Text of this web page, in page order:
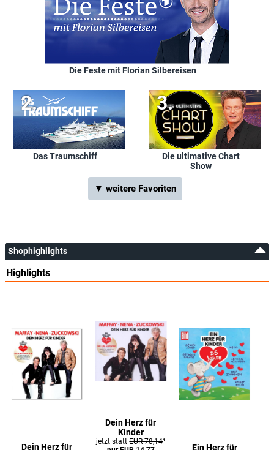
Die Feste mit Florian Silbereisen
Das Traumschiff
Die ultimative Chart
Show
▼ weitere Favoriten
Shophighlights
Highlights
Dein Herz für
Dein Herz für
Kinder
jetzt stattEUR 78,14¹
Ein Herz für